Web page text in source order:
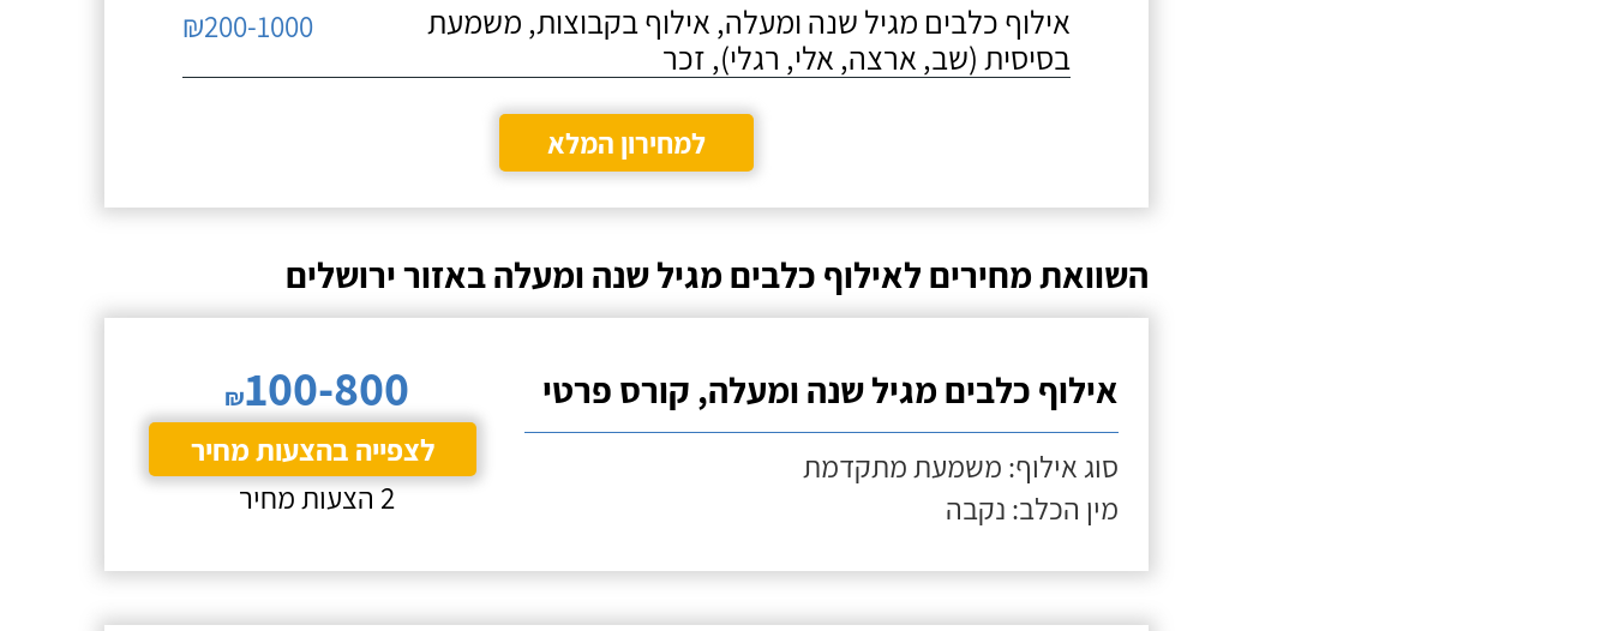
אילוף כלבים מגיל שנה ומעלה, אילוף בקבוצות, משמעת
בסיסית (שב, ארצה, אלי, רגלי), זכר
₪200-1000
למחירון המלא
השוואת מחירים לאילוף כלבים מגיל שנה ומעלה באזור ירושלים
אילוף כלבים מגיל שנה ומעלה, קורס פרטי
סוג אילוף: משמעת מתקדמת
מין הכלב: נקבה
₪100-800
לצפייה בהצעות מחיר
2 הצעות מחיר